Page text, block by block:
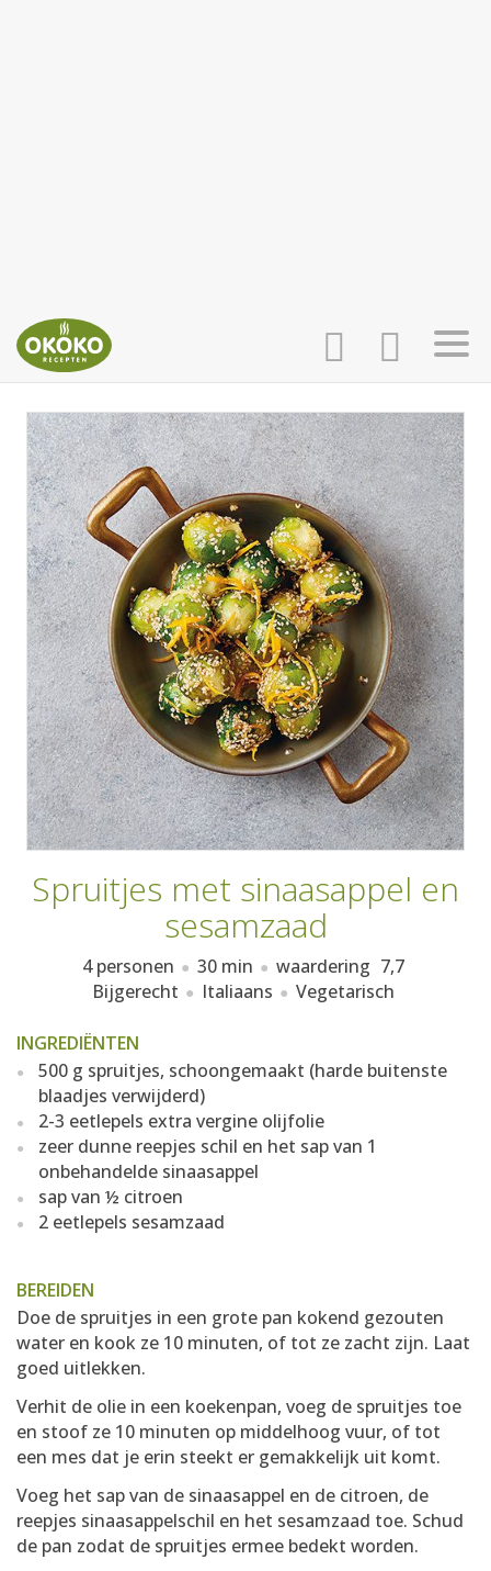
INLOGGEN
AANMELDEN
HOME
RECEPTEN
WEEKMENU'S
KOOKBOEKEN
Spruitjes met sinaasappel en
sesamzaad
4 personen 30 min waardering 7,7
Bijgerecht
Italiaans Vegetarisch
INGREDIËNTEN
500 g spruitjes, schoongemaakt (harde buitenste
blaadjes verwijderd)
2-3 eetlepels extra vergine olijfolie
zeer dunne reepjes schil en het sap van 1
onbehandelde sinaasappel
sap van ½ citroen
2 eetlepels sesamzaad
BEREIDEN
Doe de spruitjes in een grote pan kokend gezouten
water en kook ze 10 minuten, of tot ze zacht zijn. Laat
goed uitlekken.
Verhit de olie in een koekenpan, voeg de spruitjes toe
en stoof ze 10 minuten op middelhoog vuur, of tot
een mes dat je erin steekt er gemakkelijk uit komt.
Voeg het sap van de sinaasappel en de citroen, de
reepjes sinaasappelschil en het sesamzaad toe. Schud
de pan zodat de spruitjes ermee bedekt worden.